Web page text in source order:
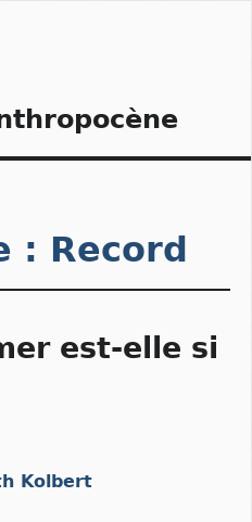
: Record
est-elle si
Kolbert